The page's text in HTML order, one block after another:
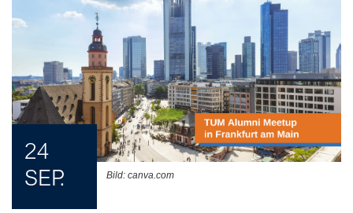
Bild: canva.com
24
SEP.